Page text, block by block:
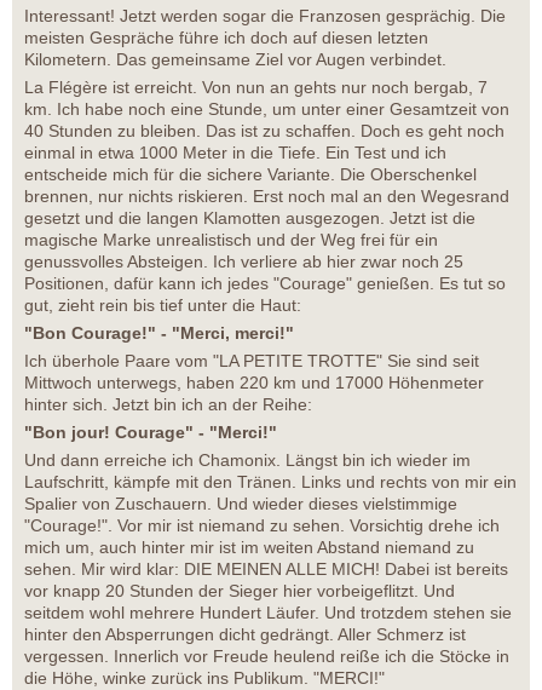
Interessant! Jetzt werden sogar die Franzosen gesprächig. Die
meisten Gespräche führe ich doch auf diesen letzten
Kilometern. Das gemeinsame Ziel vor Augen verbindet.
La Flégère ist erreicht. Von nun an gehts nur noch bergab, 7
km. Ich habe noch eine Stunde, um unter einer Gesamtzeit von
40 Stunden zu bleiben. Das ist zu schaffen. Doch es geht noch
einmal in etwa 1000 Meter in die Tiefe. Ein Test und ich
entscheide mich für die sichere Variante. Die Oberschenkel
brennen, nur nichts riskieren. Erst noch mal an den Wegesrand
gesetzt und die langen Klamotten ausgezogen. Jetzt ist die
magische Marke unrealistisch und der Weg frei für ein
genussvolles Absteigen. Ich verliere ab hier zwar noch 25
Positionen, dafür kann ich jedes "Courage" genießen. Es tut so
gut, zieht rein bis tief unter die Haut:
"Bon Courage!" - "Merci, merci!"
Ich überhole Paare vom "LA PETITE TROTTE" Sie sind seit
Mittwoch unterwegs, haben 220 km und 17000 Höhenmeter
hinter sich. Jetzt bin ich an der Reihe:
"Bon jour! Courage" - "Merci!"
Und dann erreiche ich Chamonix. Längst bin ich wieder im
Laufschritt, kämpfe mit den Tränen. Links und rechts von mir ein
Spalier von Zuschauern. Und wieder dieses vielstimmige
"Courage!". Vor mir ist niemand zu sehen. Vorsichtig drehe ich
mich um, auch hinter mir ist im weiten Abstand niemand zu
sehen. Mir wird klar: DIE MEINEN ALLE MICH! Dabei ist bereits
vor knapp 20 Stunden der Sieger hier vorbeigeflitzt. Und
seitdem wohl mehrere Hundert Läufer. Und trotzdem stehen sie
hinter den Absperrungen dicht gedrängt. Aller Schmerz ist
vergessen. Innerlich vor Freude heulend reiße ich die Stöcke in
die Höhe, winke zurück ins Publikum. "MERCI!"